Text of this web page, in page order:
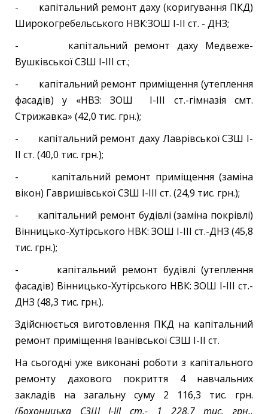
- капітальний ремонт даху (коригування ПКД)
Широкогребельського НВК:ЗОШ І-ІІ ст. - ДНЗ;
- капітальний ремонт даху Медвеже-
Вушківської СЗШ І-ІІІ ст.;
- капітальний ремонт приміщення (утеплення
фасадів) у «НВЗ: ЗОШ І-ІІІ ст.-гімназія смт.
Стрижавка» (42,0 тис. грн.);
- капітальний ремонт даху Лаврівської СЗШ І-
ІІ ст. (40,0 тис. грн.);
- капітальний ремонт приміщення (заміна
вікон) Гавришівської СЗШ І-ІІІ ст. (24,9 тис. грн.);
- капітальний ремонт будівлі (заміна покрівлі)
Вінницько-Хутірського НВК: ЗОШ І-ІІІ ст.-ДНЗ (45,8
тис. грн.);
- капітальний ремонт будівлі (утеплення
фасадів) Вінницько-Хутірського НВК: ЗОШ І-ІІІ ст.-
ДНЗ (48,3 тис. грн.).
Здійснюється виготовлення ПКД на капітальний
ремонт приміщення Іванівської СЗШ І-ІІ ст.
На сьогодні уже виконані роботи з капітального
ремонту дахового покриття 4 навчальних
закладів на загальну суму 2 116,3
тис. грн.
(Бохоницька СЗШ І-ІІІ ст.- 1 228,7 тис. грн.,